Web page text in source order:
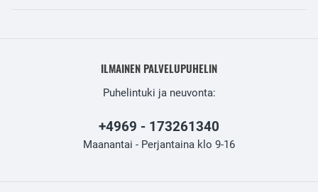
ILMAINEN PALVELUPUHELIN
Puhelintuki ja neuvonta:
+4969 - 173261340
Maanantai - Perjantaina klo 9-16